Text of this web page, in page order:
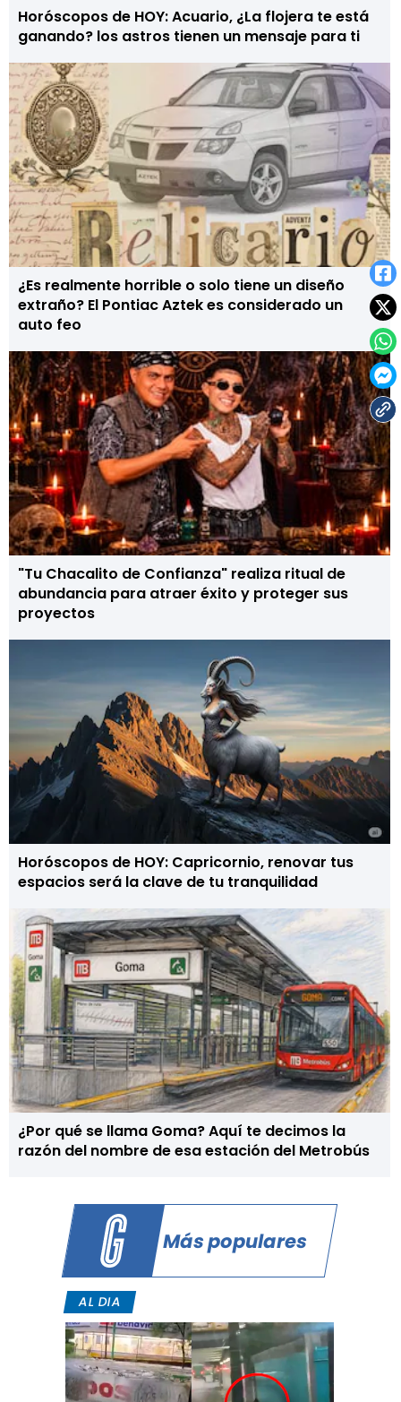
Horóscopos de HOY: Acuario, ¿La flojera te está
ganando? los astros tienen un mensaje para ti
¿Es realmente horrible o solo tiene un diseño
extraño? El Pontiac Aztek es considerado un
auto feo
"Tu Chacalito de Confianza" realiza ritual de
abundancia para atraer éxito y proteger sus
proyectos
Horóscopos de HOY: Capricornio, renovar tus
espacios será la clave de tu tranquilidad
¿Por qué se llama Goma? Aquí te decimos la
razón del nombre de esa estación del Metrobús
Más populares
AL DIA